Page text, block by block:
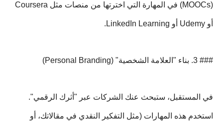
(MOOCs) في المهارة التي اخترتها من منصات مثل Coursera
أو Udemy أو LinkedIn Learning.
### 3. بناء "العلامة الشخصية" (Personal Branding)
في المستقبل، ستبحث عنك الشركات عبر "أثرك الرقمي".
استخدم هذه المهارات (مثل التفكير النقدي في مقالاتك، أو